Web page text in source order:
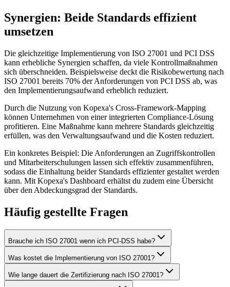
Synergien: Beide Standards effizient
umsetzen
Die gleichzeitige Implementierung von ISO 27001 und PCI DSS
kann erhebliche Synergien schaffen, da viele Kontrollmaßnahmen
sich überschneiden. Beispielsweise deckt die Risikobewertung nach
ISO 27001 bereits 70% der Anforderungen von PCI DSS ab, was
den Implementierungsaufwand erheblich reduziert.
Durch die Nutzung von Kopexa's Cross-Framework-Mapping
können Unternehmen von einer integrierten Compliance-Lösung
profitieren. Eine Maßnahme kann mehrere Standards gleichzeitig
erfüllen, was den Verwaltungsaufwand und die Kosten reduziert.
Ein konkretes Beispiel: Die Anforderungen an Zugriffskontrollen
und Mitarbeiterschulungen lassen sich effektiv zusammenführen,
sodass die Einhaltung beider Standards effizienter gestaltet werden
kann. Mit Kopexa's Dashboard erhältst du zudem eine Übersicht
über den Abdeckungsgrad der Standards.
Häufig gestellte Fragen
Brauche ich ISO 27001 wenn ich PCI-DSS habe?
Was kostet die Implementierung von ISO 27001?
Wie lange dauert die Zertifizierung nach ISO 27001?